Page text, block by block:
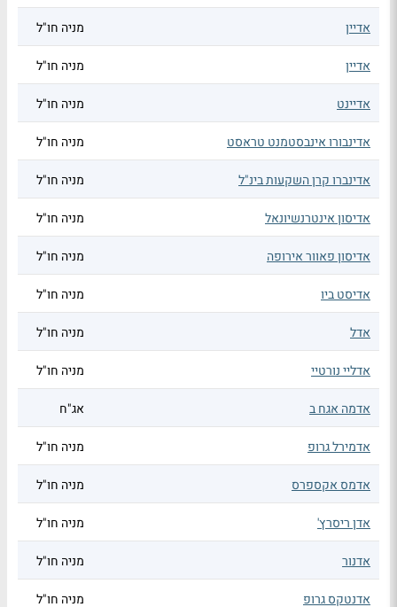
אדיין מניה חו"ל
אדיין מניה חו"ל
אדיינט מניה חו"ל
אדינבורו אינבסטמנט טראסט מניה חו"ל
אדינברו קרן השקעות בינ"ל מניה חו"ל
אדיסון אינטרנשיונאל מניה חו"ל
אדיסון פאוור אירופה מניה חו"ל
אדיסט ביו מניה חו"ל
אדל מניה חו"ל
אדליי נורטיי מניה חו"ל
אדמה אגח ב אג"ח
אדמירל גרופ מניה חו"ל
אדמס אקספרס מניה חו"ל
אדן ריסרץ' מניה חו"ל
אדנור מניה חו"ל
אדנטקס גרופ מניה חו"ל